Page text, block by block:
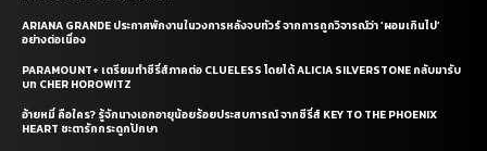
ARIANA GRANDE ประกาศพักงานในวงการหลังจบทัวร์ จากการถูกวิจารณ์ว่า ‘ผอมเกินไป’
อย่างต่อเนื่อง
PARAMOUNT+ เตรียมทำซีรี่ส์ภาคต่อ CLUELESS โดยได้ ALICIA SILVERSTONE กลับมารับ
บท CHER HOROWITZ
อ้ายหมี่ คือใคร? รู้จักนางเอกอายุน้อยร้อยประสบการณ์ จากซีรี่ส์ KEY TO THE PHOENIX
HEART ชะตารักกระดูกปักษา